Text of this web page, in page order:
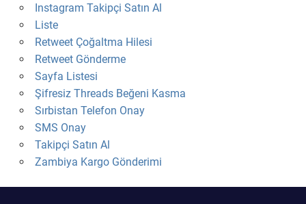
Instagram Takipçi Satın Al
Liste
Retweet Çoğaltma Hilesi
Retweet Gönderme
Sayfa Listesi
Şifresiz Threads Beğeni Kasma
Sırbistan Telefon Onay
SMS Onay
Takipçi Satın Al
Zambiya Kargo Gönderimi